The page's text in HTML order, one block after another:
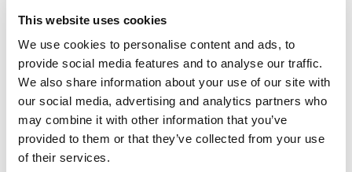
This website uses cookies
We use cookies to personalise content and ads, to
provide social media features and to analyse our traffic.
We also share information about your use of our site with
our social media, advertising and analytics partners who
may combine it with other information that you’ve
provided to them or that they’ve collected from your use
of their services.
Toggle overview
Arvostelut
Valmistustiedot
Tavaramerkin rekisteröinti: Thule Sweden AB
Valmistajan nimi: Thule Sweden
Valmistajan osoite: Borggatan 5, 335 73 Hillerstorp,
Ruotsi